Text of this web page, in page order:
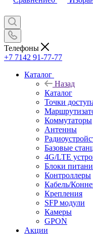
Телефоны
+7 7142 91-77-77
Каталог
Назад
Каталог
Точки
Коммутаторы
Антенны
Базовые
4G/LTE
Блоки
Контроллеры
Кабель/
Крепления
SFP модули
Камеры
GPON
Акции